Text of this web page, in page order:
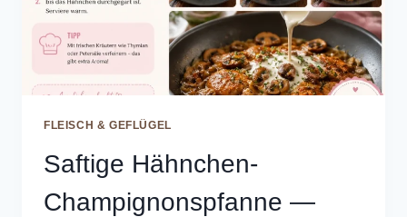
FLEISCH & GEFLÜGEL
Saftige Hähnchen-
Champignonspfanne —